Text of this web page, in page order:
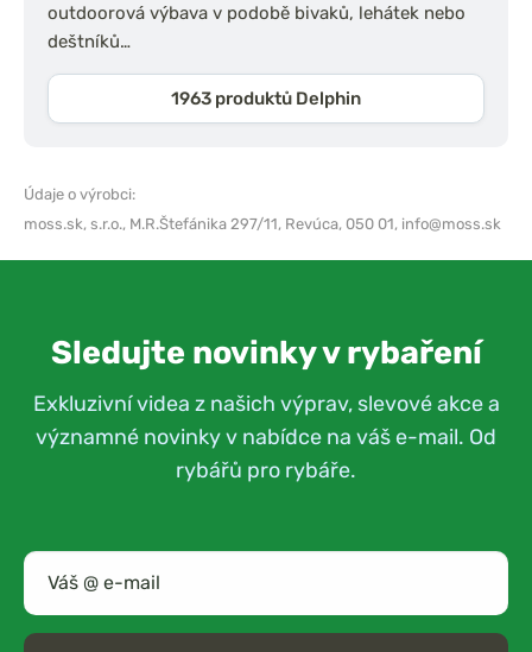
outdoorová výbava v podobě bivaků, lehátek nebo
deštníků…
1963 produktů Delphin
Údaje o výrobci:
moss.sk, s.r.o., M.R.Štefánika 297/11, Revúca, 050 01, info@moss.sk
Sledujte novinky v rybaření
Exkluzivní videa z našich výprav, slevové akce a
významné novinky v nabídce na váš e-mail. Od
rybářů pro rybáře.